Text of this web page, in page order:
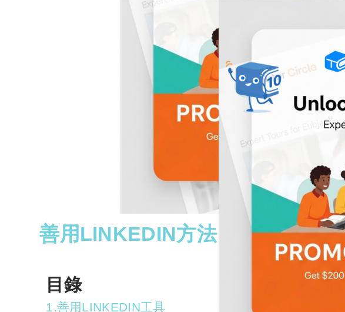
善用LINKEDIN方法
目錄
1.善用LINKEDIN工具